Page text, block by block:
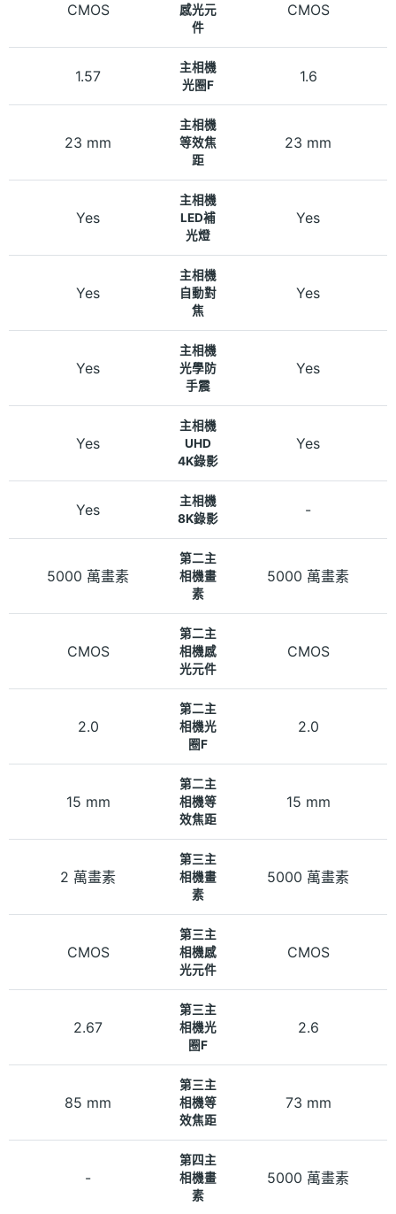
CMOS
感光元
件
CMOS
1.57
主相機
光圈F
1.6
23 mm
主相機
等效焦
距
23 mm
Yes
主相機
LED補
光燈
Yes
Yes
主相機
自動對
焦
Yes
Yes
主相機
光學防
手震
Yes
Yes
主相機
UHD
4K錄影
Yes
Yes
主相機
8K錄影
-
5000 萬畫素
第二主
相機畫
素
5000 萬畫素
CMOS
第二主
相機感
光元件
CMOS
2.0
第二主
相機光
圈F
2.0
15 mm
第二主
相機等
效焦距
15 mm
2 萬畫素
第三主
相機畫
素
5000 萬畫素
CMOS
第三主
相機感
光元件
CMOS
2.67
第三主
相機光
圈F
2.6
85 mm
第三主
相機等
效焦距
73 mm
-
第四主
相機畫
素
5000 萬畫素